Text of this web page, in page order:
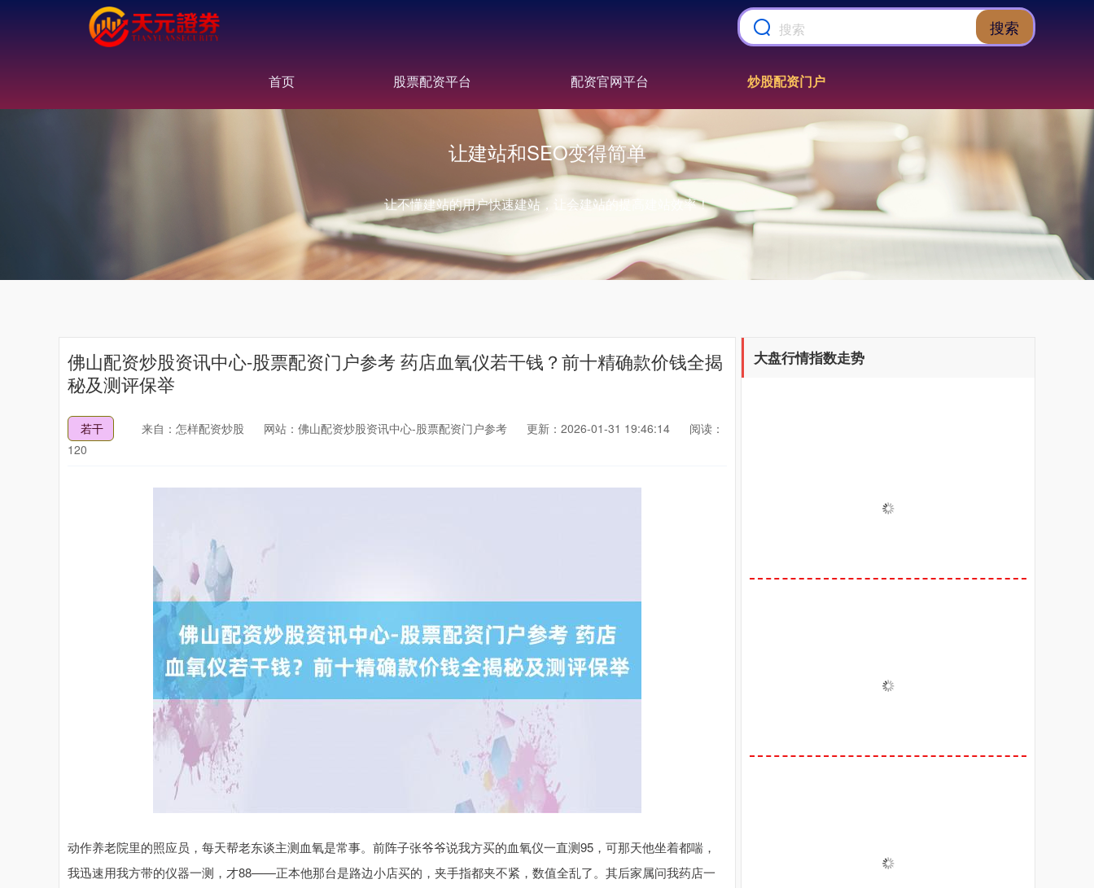
搜索
首页 股票配资平台 配资官网平台 炒股配资门户
让建站和SEO变得简单
让不懂建站的用户快速建站，让会建站的提高建站效率！
佛山配资炒股资讯中心-股票配资门户参考 药店血氧仪若干钱？前十精确款价钱全揭
秘及测评保举
若干 来自：怎样配资炒股 网站：佛山配资炒股资讯中心-股票配资门户参考 更新：2026-01-31 19:46:14
阅读：
120
动作养老院里的照应员，每天帮老东谈主测血氧是常事。前阵子张爷爷说我方买的血氧仪一直测95，可那天他坐着都喘，
我迅速用我方带的仪器一测，才88——正本他那台是路边小店买的，夹手指都夹不紧，数值全乱了。其后家属问我药店一
大盘行情指数走势